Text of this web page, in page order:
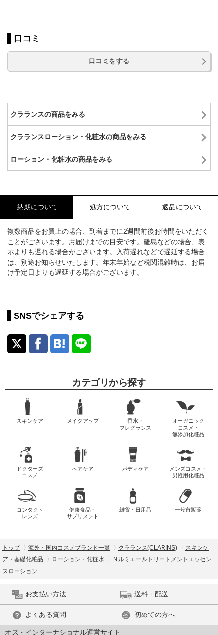
口コミ
口コミをする
クラランスの商品をみる
クラランスローション・化粧水の商品をみる
ローション・化粧水の商品をみる
納期について 処方について 返品について
複数商品をお買上の場合、到着までに2週間前後お時間をいただく
ことがございます。お届けまでの目安です。離島などの場合、表
示よりも遅れる場合がございます。入荷遅れなどで遅延する場合
は、別途お知らせいたします。年末年始など税関混雑時は、お届
け予定日よりも遅延する場合がございます。
SNSでシェアする
カテゴリから探す
スキンケア メイクアップ
香水・
フレグランス
オーガニック
コスメ・
無添加化粧品
ドクターズ
コスメ
ヘアケア ボディケア
メンズコスメ・
男性用化粧品
コンタクト
レンズ
健康食品・
サプリメント
雑貨・日用品 一般市販薬
トップ 海外・国内コスメブランド一覧 クラランス(CLARINS)
スキンケ
ア・基礎化粧品
ローション・化粧水
Ｎルミエールトリートメントエッセン
スローション
お支払い方法 送料・配送
よくある質問 初めての方へ
オズ・インターナショナル運営サイト